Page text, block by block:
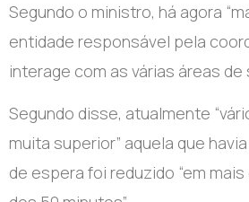
Segundo o ministro, há agora
entidade responsável pela
interage com as várias áreas de
Segundo disse, atualmente
muita superior” aquela que
de espera foi reduzido “em